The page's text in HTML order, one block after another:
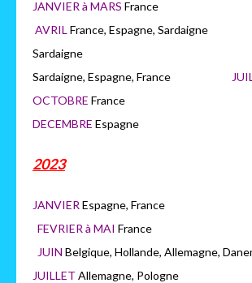
JANVIER à MARS
AVRIL France, Espagne,
Sardaigne, Espagne, France
OCTOBRE
DECEMBRE Espagne
2023
JANVIER Espagne,
FEVRIER à MAI France
JUIN Belgique, Hollande, Allemagne,
JUILLET Allemagne, Pologne